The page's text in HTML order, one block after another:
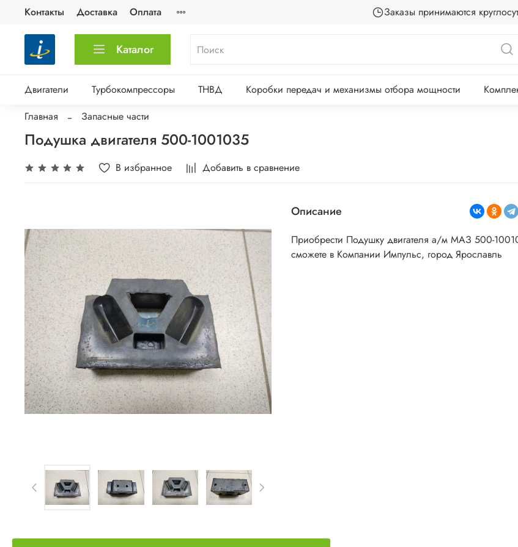
Контакты Доставка Оплата Заказы принимаются
Каталог
Двигатели Турбокомпрессоры ТНВД Коробки передач и механизмы отбора мощности
Главная
Запасные части
Подушка двигателя 500-1001035
В избранное Добавить в сравнение
Описание
Приобрести Подушку двигателя а/м МАЗ 500-
сможете в Компании Импульс, город Ярославль